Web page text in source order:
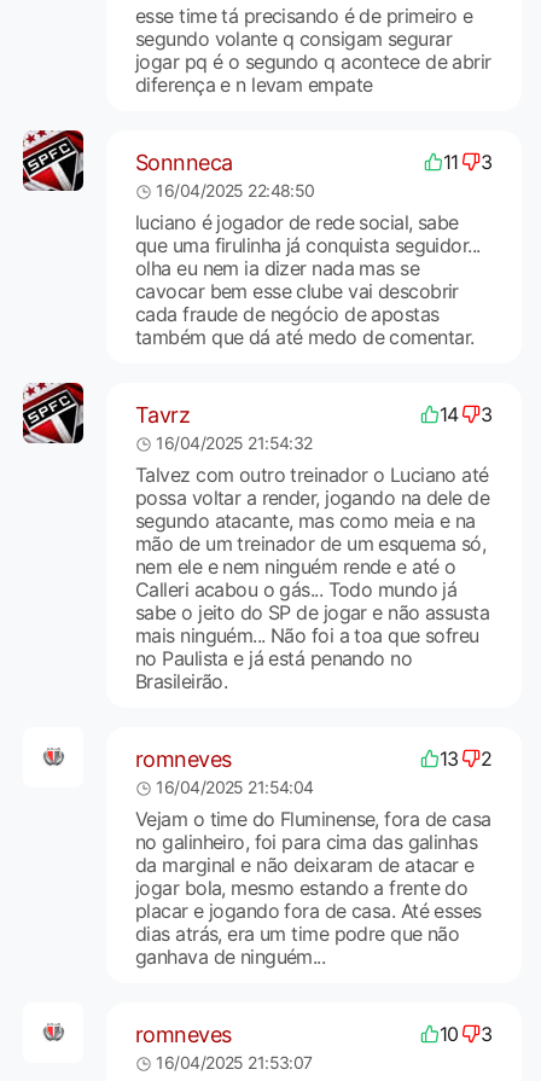
esse time tá precisando é de primeiro e
segundo volante q consigam segurar
jogar pq é o segundo q acontece de abrir
diferença e n levam empate
Sonnneca 11 3
16/04/2025 22:48:50
luciano é jogador de rede social, sabe
que uma firulinha já conquista seguidor...
olha eu nem ia dizer nada mas se
cavocar bem esse clube vai descobrir
cada fraude de negócio de apostas
também que dá até medo de comentar.
Tavrz 14 3
16/04/2025 21:54:32
Talvez com outro treinador o Luciano até
possa voltar a render, jogando na dele de
segundo atacante, mas como meia e na
mão de um treinador de um esquema só,
nem ele e nem ninguém rende e até o
Calleri acabou o gás... Todo mundo já
sabe o jeito do SP de jogar e não assusta
mais ninguém... Não foi a toa que sofreu
no Paulista e já está penando no
Brasileirão.
romneves 13 2
16/04/2025 21:54:04
Vejam o time do Fluminense, fora de casa
no galinheiro, foi para cima das galinhas
da marginal e não deixaram de atacar e
jogar bola, mesmo estando a frente do
placar e jogando fora de casa. Até esses
dias atrás, era um time podre que não
ganhava de ninguém...
romneves 10 3
16/04/2025 21:53:07